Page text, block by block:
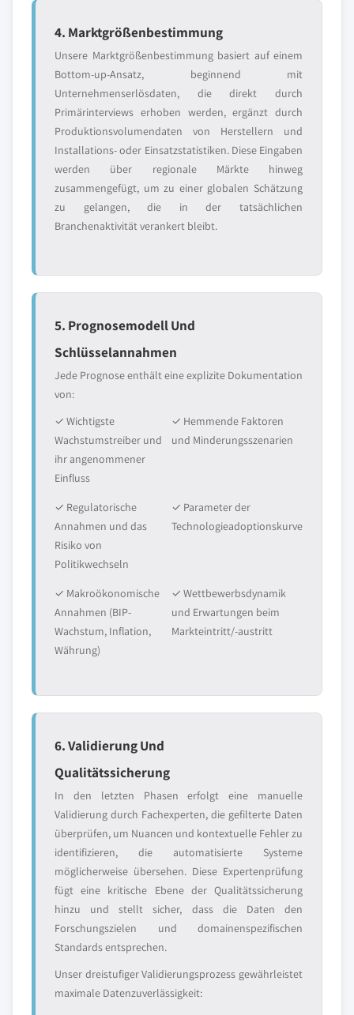
4. Marktgrößenbestimmung
Unsere Marktgrößenbestimmung basiert auf einem
Bottom-up-Ansatz, beginnend mit
Unternehmenserlösdaten, die direkt durch
Primärinterviews erhoben werden, ergänzt durch
Produktionsvolumendaten von Herstellern und
Installations- oder Einsatzstatistiken. Diese Eingaben
werden über regionale Märkte hinweg
zusammengefügt, um zu einer globalen Schätzung
zu gelangen, die in der tatsächlichen
Branchenaktivität verankert bleibt.
5. Prognosemodell Und
Schlüsselannahmen
Jede Prognose enthält eine explizite Dokumentation
von:
✓ Wichtigste
Wachstumstreiber und
ihr angenommener
Einfluss
✓ Hemmende Faktoren
und Minderungsszenarien
✓ Regulatorische
Annahmen und das
Risiko von
Politikwechseln
✓ Parameter der
Technologieadoptionskurve
✓ Makroökonomische
Annahmen (BIP-
Wachstum, Inflation,
Währung)
✓ Wettbewerbsdynamik
und Erwartungen beim
Markteintritt/-austritt
6. Validierung Und
Qualitätssicherung
In den letzten Phasen erfolgt eine manuelle
Validierung durch Fachexperten, die gefilterte Daten
überprüfen, um Nuancen und kontextuelle Fehler zu
identifizieren, die automatisierte Systeme
möglicherweise übersehen. Diese Expertenprüfung
fügt eine kritische Ebene der Qualitätssicherung
hinzu und stellt sicher, dass die Daten den
Forschungszielen und domainenspezifischen
Standards entsprechen.
Unser dreistufiger Validierungsprozess gewährleistet
maximale Datenzuverlässigkeit: